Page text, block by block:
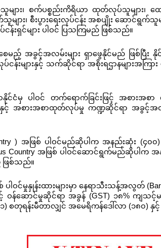
ျား၊ စက်ပစ္စည်းကိရိယာ ထုတ်လုပ်သူများ၊ ထေ
ျား၊ စီးပွားရေးလုပ်ငန်း အစပျိုး ဆောင်ရွက်
းရှင်များ ပါဝင် ပြသကြမည် ဖြစ်သည်။
ေမည့် အခွင့်အလမ်းများ ရှာဖွေနိုင်မည် ဖြစ်ပြီး
လုပ်ငန်းများနှင့် သက်ဆိုင်ရာ အစိုးရဌာနများအ
ာနိုင်ငံမှ ပါဝင် တက်ရောက်ခြင်းဖြင့် အစားအစ
အစားအစာထုတ်လုပ်မှု ကဏ္ဍဆိုင်ရာ အခွင့်အလမ်
) အဖြစ် ပါဝင်မည်ဆိုပါက အနည်းဆုံး (၄၀
Country အဖြစ် ပါဝင်ဆောင်ရွက်မည်ဆိုပါ
ဖြစ်သည်။
ြစ် ပါဝင်မှုနှုန်းထားများမှာ နေရာသီးသန့်အလွတ်
ဝန်ဆောင်မှုဆိုင်ရာ အခွန် (GST) ၁၈% ကျသင့်မ
စတုရန်းမီတာလျှင် အမေရိကန်ဒေါ်လာ (၁၈၀) နှ